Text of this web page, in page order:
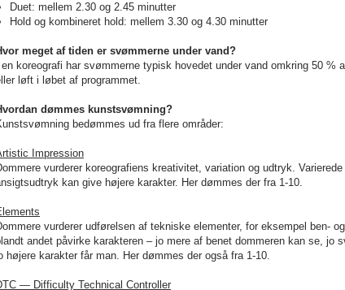
Duet: mellem 2.30 og 2.45 minutter
Hold og kombineret hold: mellem 3.30 og 4.30 minutter
meget af tiden er svømmerne under vand?
I en koreografi har svømmerne typisk hovedet under vand omkring 50 %
løft i løbet af programmet.
dømmes kunstsvømning?
bedømmes ud fra flere områder:
Impression
vurderer koreografiens kreativitet, variation og udtryk.
kan give højere karakter. Her dømmes der fra 1-10.
vurderer udførelsen af tekniske elementer, for eksempel ben-
andet påvirke karakteren – jo mere af benet dommeren kan se,
højere karakter får man. Her dømmes der også fra 1-10.
— Difficulty Technical Controller